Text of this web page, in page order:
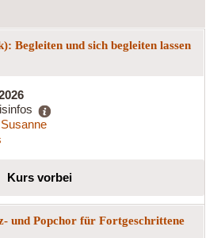
Begleiten und sich begleiten lassen
Kurs vorbei
und Popchor für Fortgeschrittene